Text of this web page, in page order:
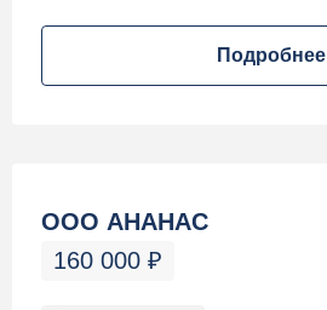
Подробнее
ООО АНАНАС
160 000 ₽